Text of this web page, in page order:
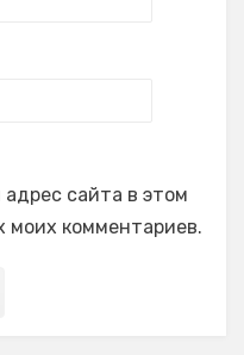
сайта в этом
моих комментариев.